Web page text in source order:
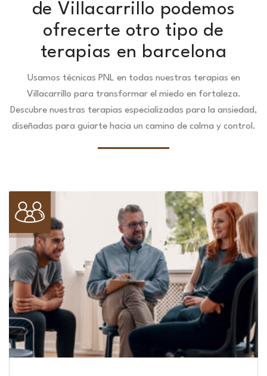
de Villacarrillo podemos
ofrecerte otro tipo de
terapias en barcelona
Usamos técnicas PNL en todas nuestras terapias en
Villacarrillo para transformar el miedo en fortaleza.
Descubre nuestras terapias especializadas para la ansiedad,
diseñadas para guiarte hacia un camino de calma y control.